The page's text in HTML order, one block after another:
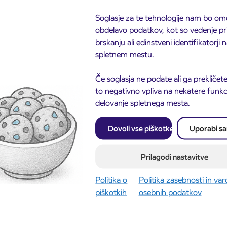
Soglasje za te tehnologije nam bo
obdelavo podatkov, kot so vedenje
brskanju ali edinstveni identifikatorji
spletnem mestu.
Če soglasja ne podate ali ga
to negativno vpliva na nekatere
delovanje spletnega mesta.
Dovoli vse piškotke Uporabi
Prilagodi nastavitve
Politika o
piškotkih
Politika zasebnosti in
osebnih podatkov
2026
IJPP
za šolsko leto
se začne 21.
objavo
3. 8. 2026
ceste ČEŠNJEVEK –
Kranj
Preberite objavo